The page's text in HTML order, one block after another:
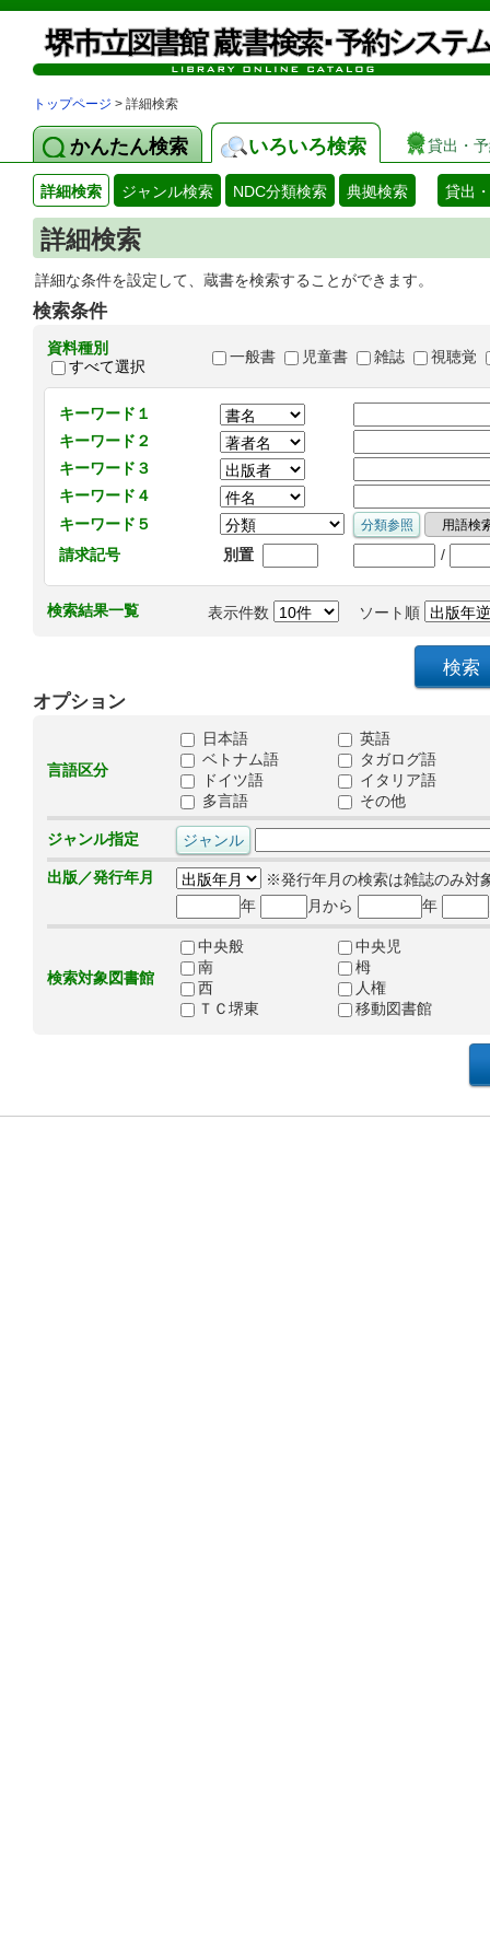
トップページ > 詳細検索
かんたん検索 いろいろ検索 貸出・
詳細検索 ジャンル検索 NDC分類検索 典拠検索 貸出
詳細検索
詳細な条件を設定して、蔵書を検索することができます。
検索条件
資料種別
すべて選択
一般書 児童書 雑誌 視聴覚
キーワード１
キーワード２
キーワード３
キーワード４
キーワード５
請求記号
別置 /
検索結果一覧 表示件数 ソート順
オプション
言語区分
日本語
英語
ベトナム語
タガログ語
ドイツ語
イタリア語
多言語
その他
ジャンル指定
出版／発行年月
※発行年月の検索は雑誌のみ対
年
月から 年
検索対象図書館
中央般
中央児
南
栂
西
人権
ＴＣ堺東
移動図書館